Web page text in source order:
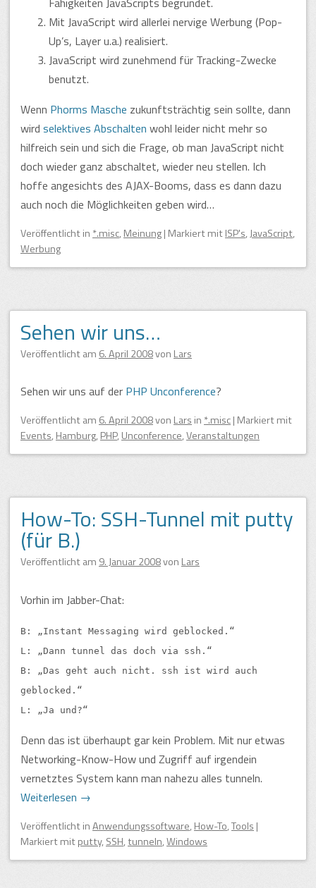
Mit JavaScript wird allerlei nervige Werbung (Pop-
Up’s, Layer u.a.) realisiert.
JavaScript wird zunehmend für Tracking-Zwecke
benutzt.
Wenn Phorms Masche zukunftsträchtig sein sollte, dann
wird selektives Abschalten wohl leider nicht mehr so
hilfreich sein und sich die Frage, ob man JavaScript nicht
doch wieder ganz abschaltet, wieder neu stellen. Ich
hoffe angesichts des AJAX-Booms, dass es dann dazu
auch noch die Möglichkeiten geben wird…
Veröffentlichtin *.misc,Meinung| Markiert mitISP's,JavaScript,
Werbung
Sehen wir uns…
Veröffentlicht am 6. April 2008von Lars
Sehen wir uns auf der PHP Unconference?
Veröffentlicht am 6. April 2008von Lars in *.misc| Markiert mit
Events,Hamburg,PHP,Unconference,Veranstaltungen
How-To: SSH-Tunnel mit putty
(für B.)
Veröffentlicht am 9. Januar 2008von Lars
Vorhin im Jabber-Chat:
B:
Instant Messaging wird geblocked.
L:
Dann tunnel das doch via ssh.
B:
Das geht auch nicht. ssh ist wird auch
geblocked.
L:
Ja und?
Denn das ist überhaupt gar kein Problem. Mit nur etwas
Networking-Know-How und Zugriff auf irgendein
vernetztes System kann man nahezu alles tunneln.
Weiterlesen →
VeröffentlichtinAnwendungssoftware,How-To,Tools |
Markiert mitputty,SSH,tunneln,Windows